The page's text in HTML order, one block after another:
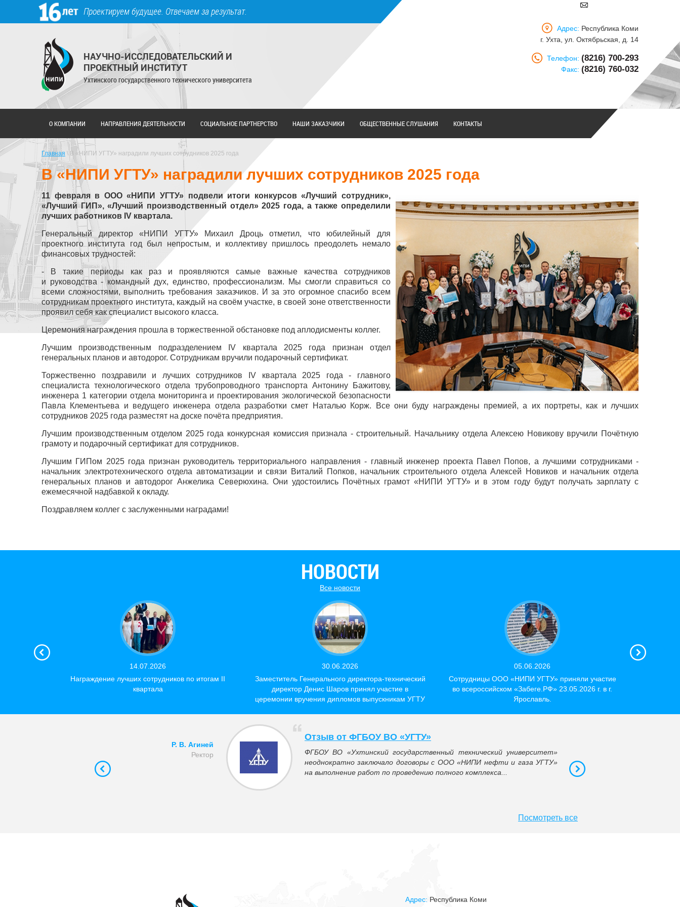
Перейти к основному содержанию
Проектируем будущее. Отвечаем за результат.
НАУЧНО-ИССЛЕДОВАТЕЛЬСКИЙ И
ПРОЕКТНЫЙ ИНСТИТУТ
Ухтинского государственного технического университета
Адрес: Республика Коми
г. Ухта, ул. Октябрьская, д. 14
Телефон: (8216) 700-293
Факс: (8216) 760-032
О КОМПАНИИ НАПРАВЛЕНИЯ ДЕЯТЕЛЬНОСТИ СОЦИАЛЬНОЕ ПАРТНЕРСТВО НАШИ ЗАКАЗЧИКИ ОБЩЕСТВЕННЫЕ СЛУШАНИЯ КОНТАКТЫ
Главная \ В «НИПИ УГТУ» наградили лучших сотрудников 2025 года
В «НИПИ УГТУ» наградили лучших сотрудников 2025 года
11 февраля в ООО «НИПИ УГТУ» подвели итоги конкурсов «Лучший сотрудник»,
«Лучший ГИП», «Лучший производственный отдел» 2025 года, а также определили
лучших работников IV квартала.
Генеральный директор «НИПИ УГТУ» Михаил Дроць отметил, что юбилейный для
проектного института год был непростым, и коллективу пришлось преодолеть немало
финансовых трудностей:
- В такие периоды как раз и проявляются самые важные качества сотрудников
и руководства - командный дух, единство, профессионализм. Мы смогли справиться со
всеми сложностями, выполнить требования заказчиков. И за это огромное спасибо всем
сотрудникам проектного института, каждый на своём участке, в своей зоне ответственности
проявил себя как специалист высокого класса.
Церемония награждения прошла в торжественной обстановке под аплодисменты коллег.
Лучшим производственным подразделением IV квартала 2025 года признан отдел
генеральных планов и автодорог. Сотрудникам вручили подарочный сертификат.
Торжественно поздравили и лучших сотрудников IV квартала 2025 года - главного
специалиста технологического отдела трубопроводного транспорта Антонину Бажитову,
инженера 1 категории отдела мониторинга и проектирования экологической безопасности
Павла Клементьева и ведущего инженера отдела разработки смет Наталью Корж. Все они буду награждены премией, а их портреты, как и лучших
сотрудников 2025 года разместят на доске почёта предприятия.
Лучшим производственным отделом 2025 года конкурсная комиссия признала - строительный. Начальнику отдела Алексею Новикову вручили Почётную
грамоту и подарочный сертификат для сотрудников.
Лучшим ГИПом 2025 года признан руководитель территориального направления - главный инженер проекта Павел Попов, а лучшими сотрудниками -
начальник электротехнического отдела автоматизации и связи Виталий Попков, начальник строительного отдела Алексей Новиков и начальник отдела
генеральных планов и автодорог Анжелика Северюхина. Они удостоились Почётных грамот «НИПИ УГТУ» и в этом году будут получать зарплату с
ежемесячной надбавкой к окладу.
Поздравляем коллег с заслуженными наградами!
НОВОСТИ
Все новости
14.07.2026
Награждение лучших сотрудников по итогам II
квартала
30.06.2026
Заместитель Генерального директора-технический
директор Денис Шаров принял участие в
церемонии вручения дипломов выпускникам УГТУ
05.06.2026
Сотрудницы ООО «НИПИ УГТУ» приняли участие
во всероссийском «Забеге.РФ» 23.05.2026 г. в г.
Ярославль.
Р. В. Агиней
Ректор
Отзыв от ФГБОУ ВО «УГТУ»
ФГБОУ ВО «Ухтинский государственный технический университет»
неоднократно заключало договоры с ООО «НИПИ нефти и газа УГТУ»
на выполнение работ по проведению полного комплекса...
Посмотреть все
Адрес: Республика Коми